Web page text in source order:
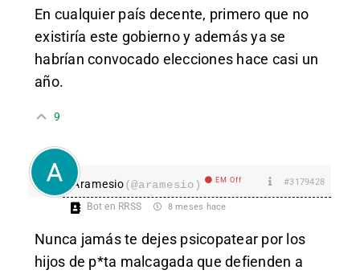
En cualquier país decente, primero que no
existiría este gobierno y además ya se
habrían convocado elecciones hace casi un
año.
9
Aramesio(@aramesio) EM Off #3179428
Bot en RRSS 8 meses hace
Nunca jamás te dejes psicopatear por los
hijos de p*ta malcagada que defienden a